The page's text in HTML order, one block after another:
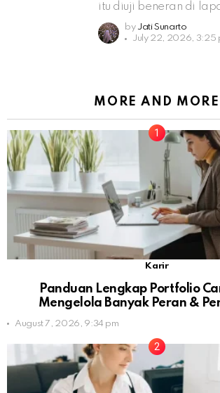
itu diuji beneran di
by Jati Sunarto
July 22, 2026, 3:25
MORE AND MORE
Karir
Panduan Lengkap Portfolio
Mengelola Banyak Peran &
August 7, 2026, 9:34 pm